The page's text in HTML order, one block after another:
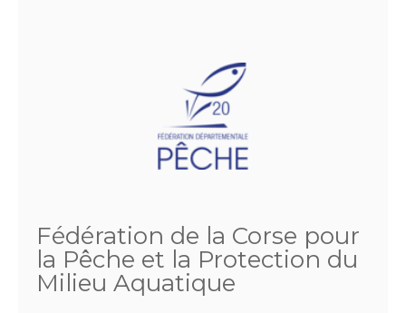
Fédération de la Corse pour
la Pêche et la Protection du
Milieu Aquatique